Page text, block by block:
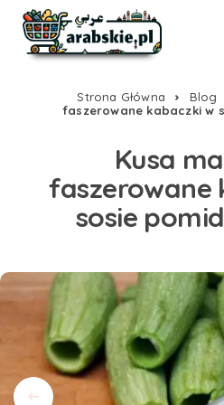
Strona Główna Blog
faszerowane kabaczki w
Kusa
faszerowane
sosie